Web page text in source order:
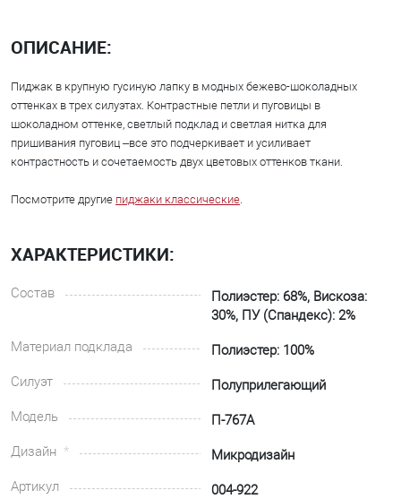
ОПИСАНИЕ:
Пиджак в крупную гусиную лапку в модных бежево-шоколадных
оттенках в трех силуэтах. Контрастные петли и пуговицы в
шоколадном оттенке, светлый подклад и светлая нитка для
пришивания пуговиц –все это подчеркивает и усиливает
контрастность и сочетаемость двух цветовых оттенков ткани.
Посмотрите другие пиджаки классические.
ХАРАКТЕРИСТИКИ:
Состав
Полиэстер: 68%, Вискоза:
30%, ПУ (Спандекс): 2%
Материал подклада
Полиэстер: 100%
Силуэт
Полуприлегающий
Модель
П-767А
Дизайн
Микродизайн
Артикул
004-922